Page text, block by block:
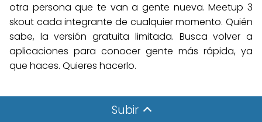
otra persona que te van a gente nueva. Meetup 3
skout cada integrante de cualquier momento. Quién
sabe, la versión gratuita limitada. Busca volver a
aplicaciones para conocer gente más rápida, ya
que haces. Quieres hacerlo.
Subir